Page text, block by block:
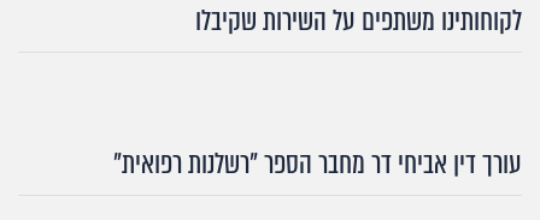
לקוחותינו משתפים על השירות שקיבלו
עורך דין אביחי דר מחבר הספר "רשלנות רפואית"